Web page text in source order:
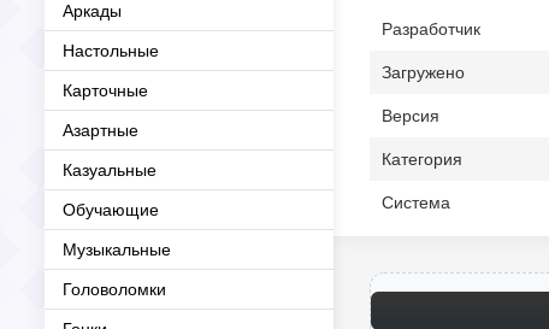
Аркады
Настольные
Карточные
Азартные
Казуальные
Обучающие
Музыкальные
Головоломки
Разработчик
Загружено
Версия
Категория
Система